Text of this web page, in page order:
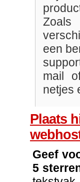
een
mail
netjes
Plaats
Geef
5